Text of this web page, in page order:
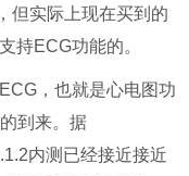
但实际上现在买到的
持ECG功能的。
，也就是心电图功
到来。 据
内测已经接近接近